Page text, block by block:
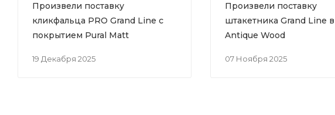
19 Декабря 2025
Произвели поставку
кликфальца PRO Grand Line с
покрытием Pural Matt
07 Ноября 2025
Произвели поставку
штакетника Grand Line
Antique Wood